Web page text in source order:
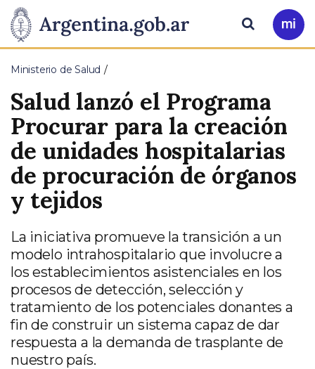
Presidencia
de
la
Nación
Pasar al contenido principal
Ir
a
Buscar
Ministerio de Salud
Salud lanzó el Programa
Procurar para la creación
de unidades hospitalarias
de procuración de órganos
y tejidos
La iniciativa promueve la transición a un
modelo intrahospitalario que involucre a
los establecimientos asistenciales en los
procesos de detección, selección y
tratamiento de los potenciales donantes a
fin de construir un sistema capaz de dar
respuesta a la demanda de trasplante de
nuestro país.